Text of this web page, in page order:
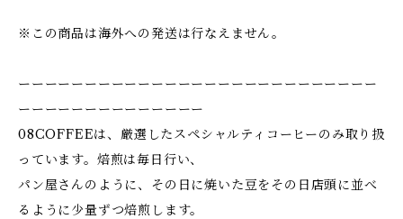
※この商品は海外への発送は行なえません。
ーーーーーーーーーーーーーーーーーーーーーーーーーーー
ーーーーーーーーーーーーーー
08COFFEEは、厳選したスペシャルティコーヒーのみ取り扱
っています。焙煎は毎日行い、
パン屋さんのように、その日に焼いた豆をその日店頭に並べ
るように少量ずつ焙煎します。